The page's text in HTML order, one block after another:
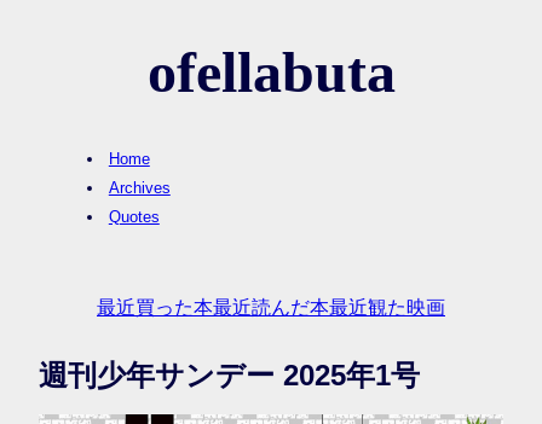
ofellabuta
Home
Archives
Quotes
最近買った本最近読んだ本最近観た映画
週刊少年サンデー 2025年1号